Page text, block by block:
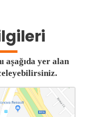
aşağıda yer alan